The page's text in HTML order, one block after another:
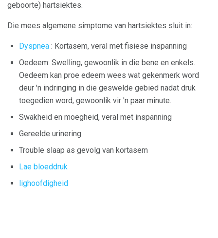
geboorte) hartsiektes.
Die mees algemene simptome van hartsiektes sluit in:
Dyspnea : Kortasem, veral met fisiese inspanning
Oedeem: Swelling, gewoonlik in die bene en enkels.
Oedeem kan proe edeem wees wat gekenmerk word
deur 'n indringing in die geswelde gebied nadat druk
toegedien word, gewoonlik vir 'n paar minute.
Swakheid en moegheid, veral met inspanning
Gereelde urinering
Trouble slaap as gevolg van kortasem
Lae bloeddruk
lighoofdigheid